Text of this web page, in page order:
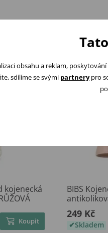
kojenecká
Koupit
BIBS
249 Kč
Skladem
obsahu a reklam,
sdílíme se svými partnerypro